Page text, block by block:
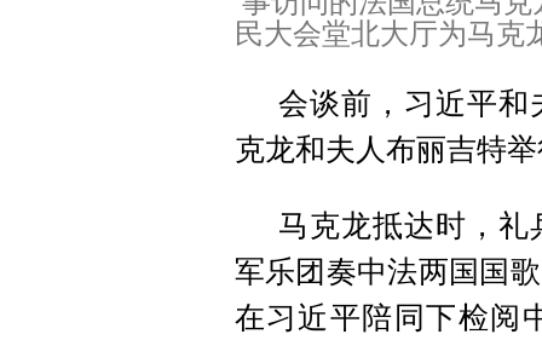
民大会堂北大厅为马克
会谈前，习近平和
克龙和夫人布丽吉特
马克龙抵达时，
军乐团奏中法两国国
在习近平陪同下检阅